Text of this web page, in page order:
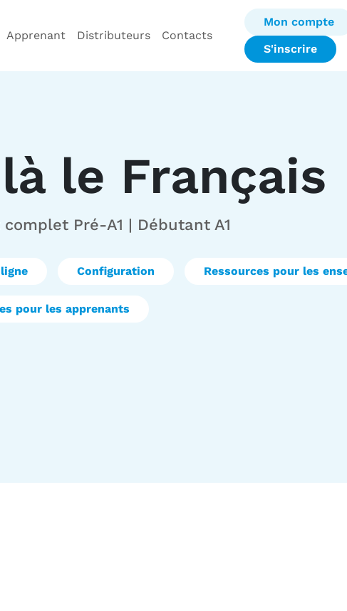
Apprenant Distributeurs Contacts
Mon compte
S'inscrire
le Français
Pré-A1 | Débutant A1
Configuration Ressources pour les
pour les apprenants